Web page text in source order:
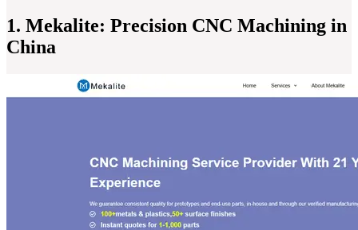
1. Mekalite: Precision CNC Machining in
China